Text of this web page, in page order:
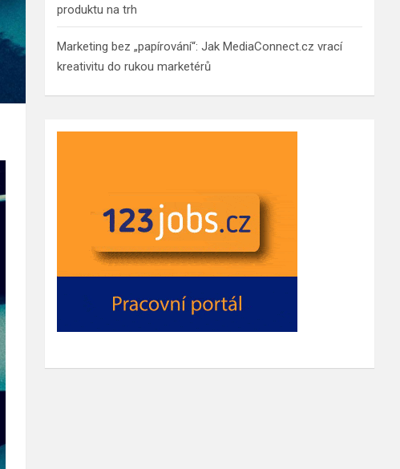
produktu na trh
Marketing bez „papírování“: Jak MediaConnect.cz vrací
kreativitu do rukou marketérů